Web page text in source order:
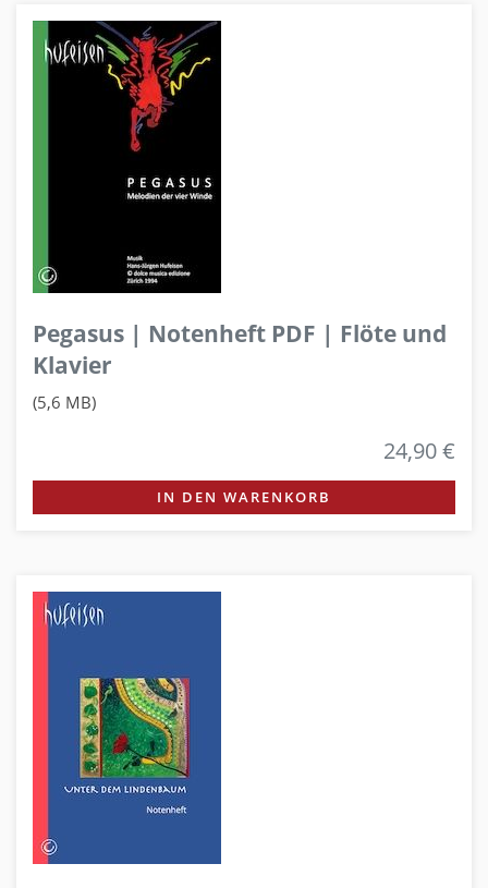
Pegasus | Notenheft PDF | Flöte und
Klavier
(5,6 MB)
24,90 €
IN DEN WARENKORB